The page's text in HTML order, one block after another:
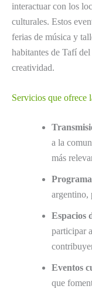
interactuar con los
culturales. Estos
ferias de música y
habitantes de Tafí
creatividad.
Servicios que ofrece
a la
más
argentino,
Espacios
participar
Eventos
que